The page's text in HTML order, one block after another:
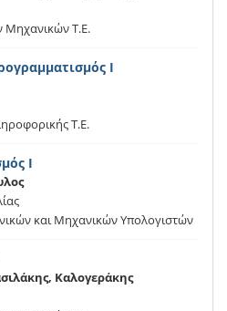
Μηχανικών Τ.Ε.
Ι
Τ.Ε.
Ι
και Μηχανικών Υπολογιστών
Καλογεράκης